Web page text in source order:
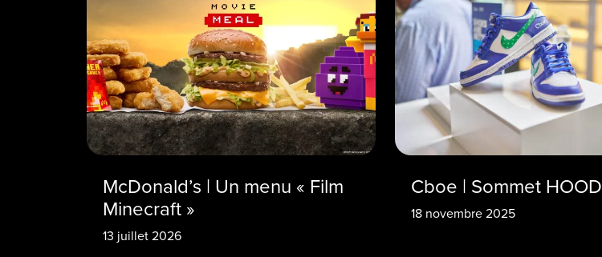
McDonald’s | Un menu « Film
Minecraft »
13 juillet 2026
Cboe | Sommet HOOD
18 novembre 2025